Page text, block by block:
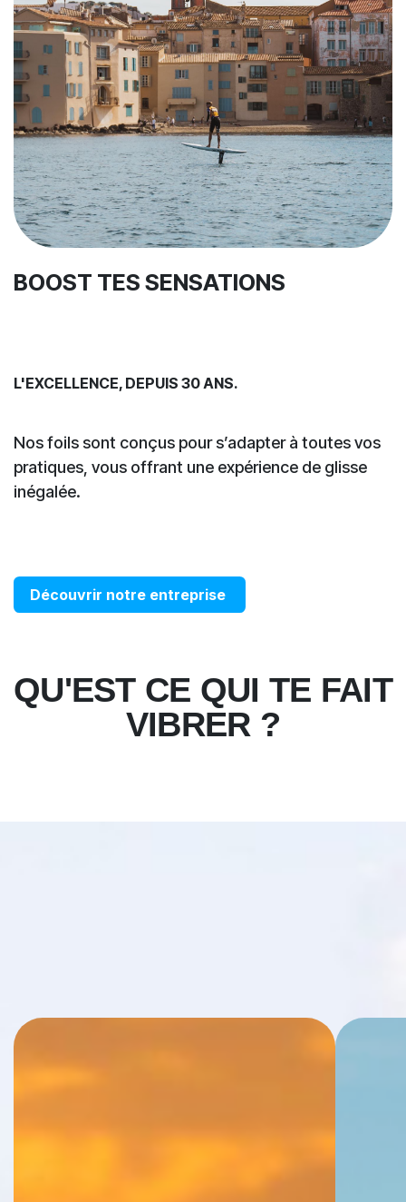
BOOST TES SENSATIONS
L'EXCELLENCE, DEPUIS 30 ANS.
Nos foils sont conçus pour s’adapter à toutes vos
pratiques, vous offrant une expérience de glisse
inégalée.
Découvrir notre entreprise
QU'EST CE QUI TE FAIT
VIBRER ?